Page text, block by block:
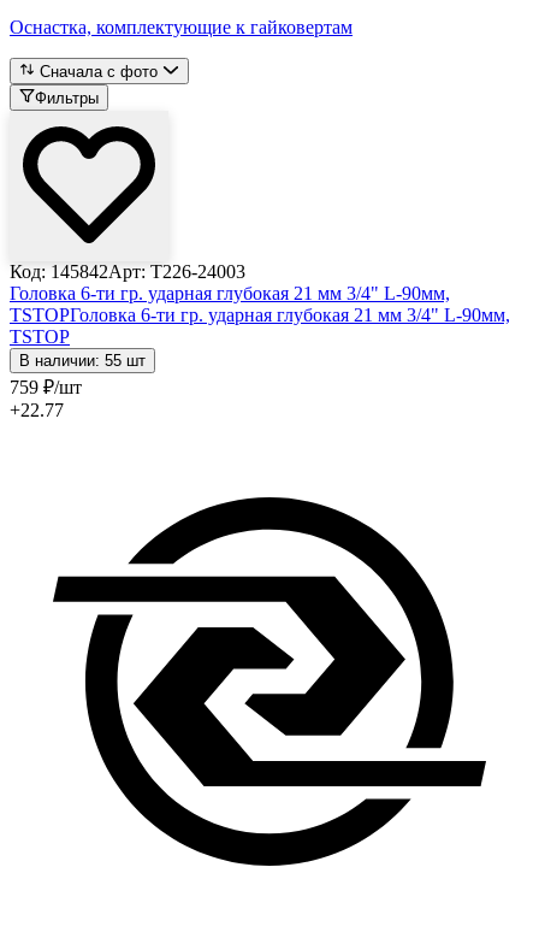
Оснастка, комплектующие к гайковертам
Сначала с фото
Фильтры
Код: 145842Арт: T226-24003
Головка 6-ти гр. ударная глубокая 21 мм 3/4" L-90мм,
TSTOPГоловка 6-ти гр. ударная глубокая 21 мм 3/4" L-90мм,
TSTOP
В наличии: 55 шт
759 ₽/шт
+22.77